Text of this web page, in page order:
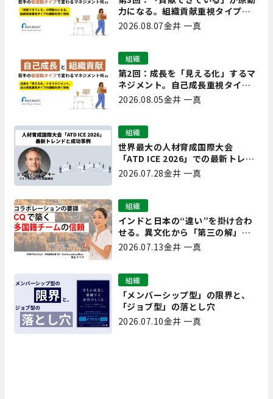
力になる。組織貢献重視タイプの
離職を防ぐ技術
2026.08.07金井 一真
第2回：成長を「見える化」するマ
ネジメント。自己成長重視タイプ
の離職を防ぐ技術
組織
2026.08.05金井 一真
世界最大の人材育成国際大会
「ATD ICE 2026」での最新トレン
ドと成功事例｜「重要で実用的
な、日本にも合う」ホットトピッ
組織
2026.07.28金井 一真
インドと日本の“違い”を掛け合わ
せる。異文化から「第三の解」を
生み出す実践【現場を変えるCQ白
組織
2026.07.13金井 一真
「メンバーシップ型」の限界と、
「ジョブ型」の落とし穴
組織
2026.07.10金井 一真